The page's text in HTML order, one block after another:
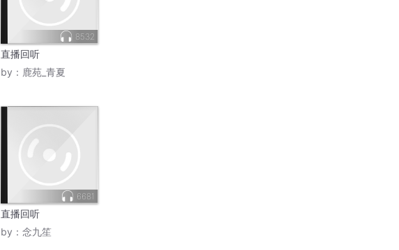
8532
直播回听
by： 鹿苑_青夏
6681
直播回听
by： 念九笙